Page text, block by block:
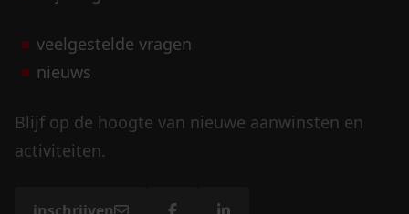
veelgestelde vragen
nieuws
Blijf op de hoogte van nieuwe aanwinsten en
activiteiten.